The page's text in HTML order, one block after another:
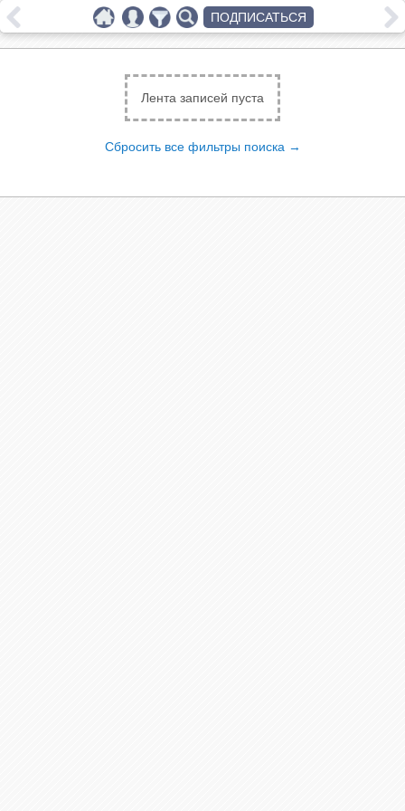
Лента записей пуста
Сбросить все фильтры поиска →
ПОДПИСАТЬСЯ